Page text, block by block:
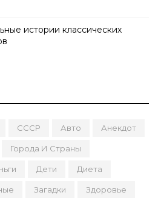
истории классических
СССР Авто Анекдот
Города И Страны
Дети Диета
Загадки Здоровье